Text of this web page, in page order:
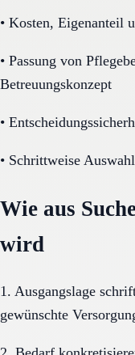
• Kosten, Eigenanteil
• Passung von
Betreuungskonzept
•
• Schrittweise
Wie aus
wird
1. Ausgangslage
gewünschte